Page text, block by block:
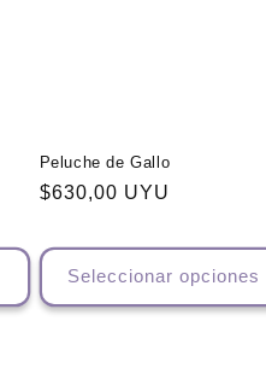
Peluche de Gallo
Precio
$630,00 UYU
Seleccionar opciones